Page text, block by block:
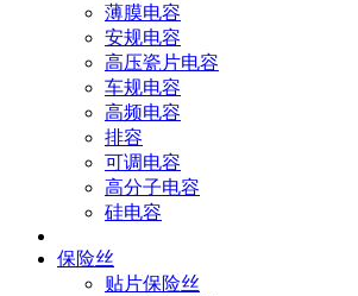
薄膜电容
安规电容
高压瓷片电容
车规电容
高频电容
排容
可调电容
高分子电容
硅电容
保险丝
贴片保险丝